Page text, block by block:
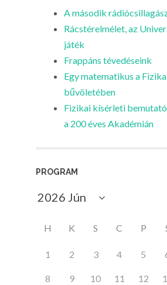
A második
Rácstérelmélet, az
játék
Frappáns tévedéseink
Egy matematikus a Fizika
bűvöletében
Fizikai kísérleti
a 200 éves Akadémián
PROGRAM
H K S C P
1 2 3 4 5
8 9 10 11 12